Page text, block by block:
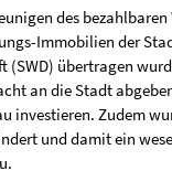
des bezahlbaren
Immobilien der
(SWD) übertragen
an die Stadt
investieren. Zudem
und damit ein